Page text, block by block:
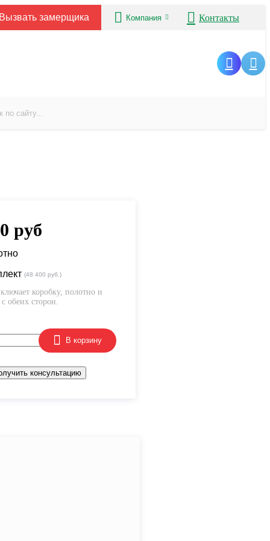
замерщика Компания Контакты
руб
(48 400 руб.)
коробку, полотно и
обеих сторон.
В корзину
консультацию